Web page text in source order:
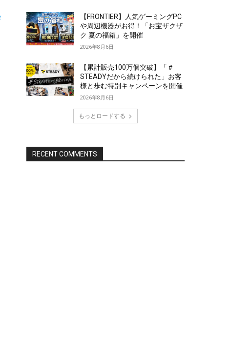
【FRONTIER】人気ゲーミングPC
や周辺機器がお得！「お宝ザクザ
ク 夏の福箱」を開催
2026年8月6日
【累計販売100万個突破】「＃
STEADYだから続けられた」お客
様と歩む特別キャンペーンを開催
2026年8月6日
もっとロードする
RECENT COMMENTS